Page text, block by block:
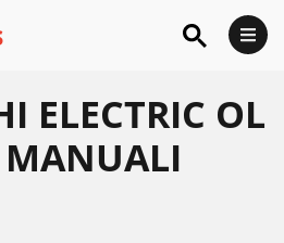
ELECTRIC OL
MANUALI